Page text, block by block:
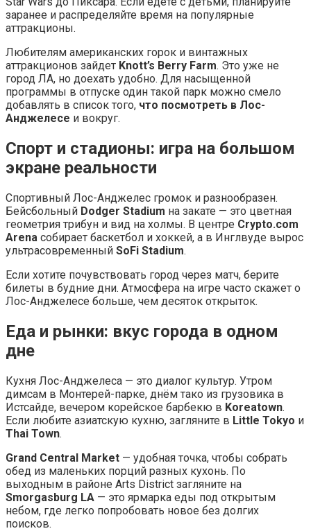
заранее и распределяйте время на популярные
аттракционы.
Любителям американских горок и винтажных
аттракционов зайдет Knott’s Berry Farm. Это уже не
город ЛА, но доехать удобно. Для насыщенной
программы в отпуске один такой парк можно смело
добавлять в список того, что посмотреть в Лос-
Анджелесе и вокруг.
Спорт и стадионы: игра на большом
экране реальности
Спортивный Лос-Анджелес громок и разнообразен.
Бейсбольный Dodger Stadium на закате — это цветная
геометрия трибун и вид на холмы. В центре Crypto.com
Arena собирает баскетбол и хоккей, а в Инглвуде вырос
ультрасовременный SoFi Stadium.
Если хотите почувствовать город через матч, берите
билеты в будние дни. Атмосфера на игре часто скажет о
Лос-Анджелесе больше, чем десяток открыток.
Еда и рынки: вкус города в одном
дне
Кухня Лос-Анджелеса — это диалог культур. Утром
димсам в Монтерей-парке, днём тако из грузовика в
Истсайде, вечером корейское барбекю в Koreatown.
Если любите азиатскую кухню, загляните в Little Tokyo и
Thai Town.
Grand Central Market — удобная точка, чтобы собрать
обед из маленьких порций разных кухонь. По
выходным в районе Arts District загляните на
Smorgasburg LA — это ярмарка еды под открытым
небом, где легко попробовать новое без долгих
поисков.